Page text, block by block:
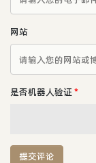
网站
是否机器人验证 *
提交评论